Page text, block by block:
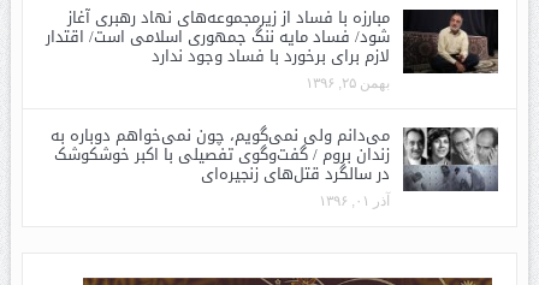
مبارزه با فساد از زیرمجموعه‌های نهاد رهبری آغاز
شود/ فساد مایه ننگ جمهوری اسلامی است/ اقتدار
لازم برای برخورد با فساد وجود ندارد
بهمن ۲۵, ۱۳۹۶
می‌دانم ولی نمی‌گویم، چون نمی‌خواهم دوباره به
زندان بروم / گفت‌وگوی تفصیلی با اکبر خوشکوشک
در سالگرد قتل‌های زنجیره‌ای
آذر ۰۱, ۱۳۹۶